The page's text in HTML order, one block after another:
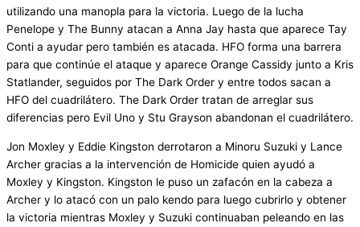
utilizando una manopla para la victoria. Luego de la lucha
Penelope y The Bunny atacan a Anna Jay hasta que aparece Tay
Conti a ayudar pero también es atacada. HFO forma una barrera
para que continúe el ataque y aparece Orange Cassidy junto a Kris
Statlander, seguidos por The Dark Order y entre todos sacan a
HFO del cuadrilátero. The Dark Order tratan de arreglar sus
diferencias pero Evil Uno y Stu Grayson abandonan el cuadrilátero.
Jon Moxley y Eddie Kingston derrotaron a Minoru Suzuki y Lance
Archer gracias a la intervención de Homicide quien ayudó a
Moxley y Kingston. Kingston le puso un zafacón en la cabeza a
Archer y lo atacó con un palo kendo para luego cubrirlo y obtener
la victoria mientras Moxley y Suzuki continuaban peleando en las